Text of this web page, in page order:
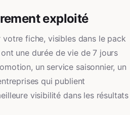
exploité
fiche, visibles dans le pack
une durée de vie de 7 jours
un service saisonnier, un
qui publient
visibilité dans les résultats